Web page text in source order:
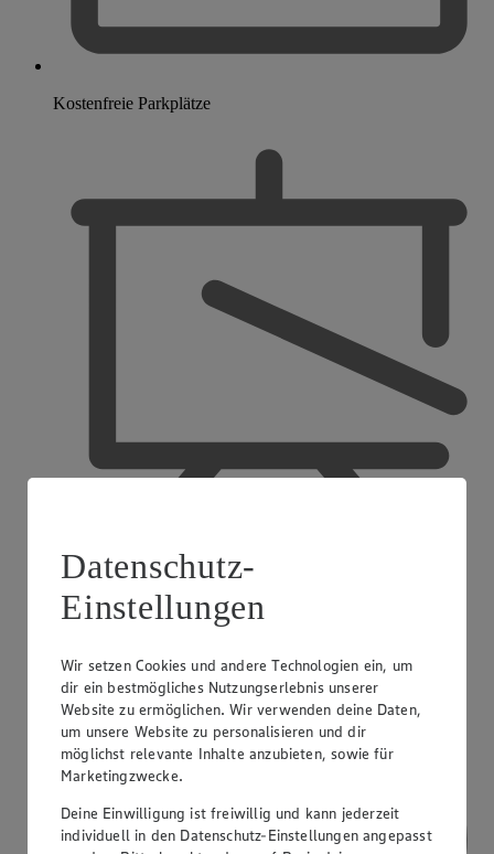
Kostenfreie Parkplätze
Ausbildender Betrieb
Datenschutz-
Einstellungen
Wir setzen Cookies und andere Technologien ein, um
dir ein bestmögliches Nutzungserlebnis unserer
Website zu ermöglichen. Wir verwenden deine Daten,
um unsere Website zu personalisieren und dir
möglichst relevante Inhalte anzubieten, sowie für
Marketingzwecke.
Deine Einwilligung ist freiwillig und kann jederzeit
individuell in den Datenschutz-Einstellungen angepasst